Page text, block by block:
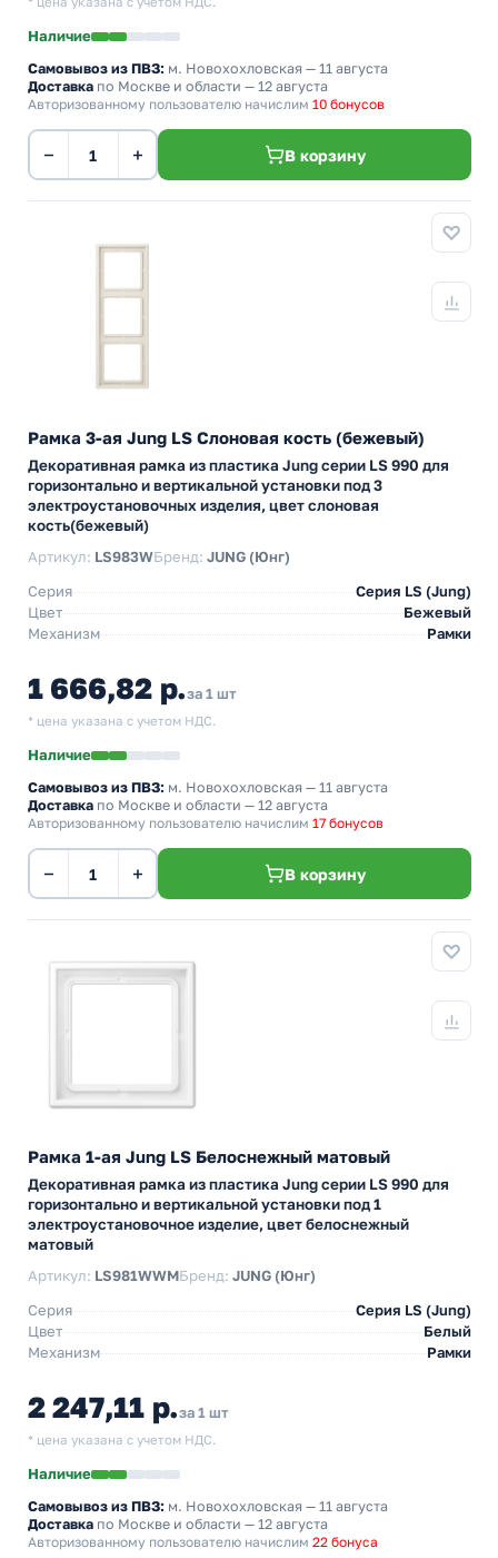
Наличие
Самовывоз из ПВЗ: м. Новохохловская — 11 августа
Доставка по Москве и области — 12 августа
Авторизованному пользователю начислим 10 бонусов
− + В корзину
Рамка 3-ая Jung LS Слоновая кость (бежевый)
Декоративная рамка из пластика Jung серии LS 990 для
горизонтально и вертикальной установки под 3
электроустановочных изделия, цвет слоновая
кость(бежевый)
Артикул: LS983WБренд: JUNG (Юнг)
Серия
Серия LS (Jung)
Цвет
Бежевый
Механизм
Рамки
1 666,82 р.за 1 шт
* цена указана с учетом НДС.
Наличие
Самовывоз из ПВЗ: м. Новохохловская — 11 августа
Доставка по Москве и области — 12 августа
Авторизованному пользователю начислим 17 бонусов
− + В корзину
Рамка 1-ая Jung LS Белоснежный матовый
Декоративная рамка из пластика Jung серии LS 990 для
горизонтально и вертикальной установки под 1
электроустановочное изделие, цвет белоснежный
матовый
Артикул: LS981WWMБренд: JUNG (Юнг)
Серия
Серия LS (Jung)
Цвет
Белый
Механизм
Рамки
2 247,11 р.за 1 шт
* цена указана с учетом НДС.
Наличие
Самовывоз из ПВЗ: м. Новохохловская — 11 августа
Доставка по Москве и области — 12 августа
Авторизованному пользователю начислим 22 бонуса